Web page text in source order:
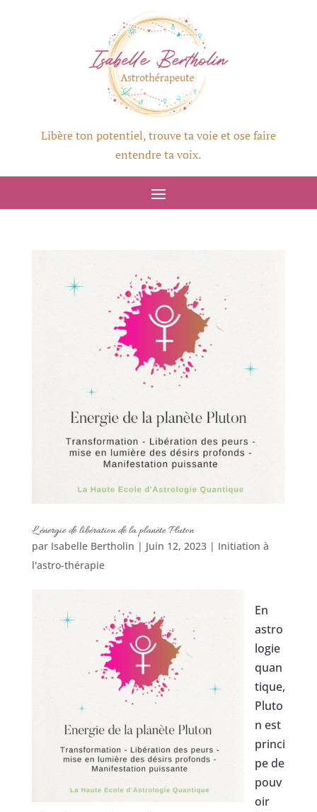
Libère ton potentiel, trouve ta voie et ose faire
entendre ta voix.
L’énergie de libération de la planète Pluton
par Isabelle Bertholin | Juin 12, 2023| Initiation à
l'astro-thérapie
En
astro
logie
quan
tique,
Pluto
n est
princi
pe de
pouv
oir